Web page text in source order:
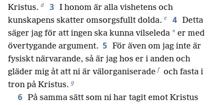
Kristus. d 3 I honom är alla vishetens och
kunskapens skatter omsorgsfullt dolda. e 4 Detta
säger jag för att ingen ska kunna vilseleda * er med
övertygande argument. 5 För även om jag inte är
fysiskt närvarande, så är jag hos er i anden och
gläder mig åt att ni är välorganiserade f och fasta i
tron på Kristus. g
6 På samma sätt som ni har tagit emot Kristus